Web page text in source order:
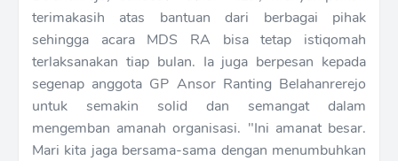
terimakasih atas bantuan dari berbagai pihak
sehingga acara MDS RA bisa tetap istiqomah
terlaksanakan tiap bulan. Ia juga berpesan kepada
segenap anggota GP Ansor Ranting Belahanrerejo
untuk semakin solid dan semangat dalam
mengemban amanah organisasi. "Ini amanat besar.
Mari kita jaga bersama-sama dengan menumbuhkan